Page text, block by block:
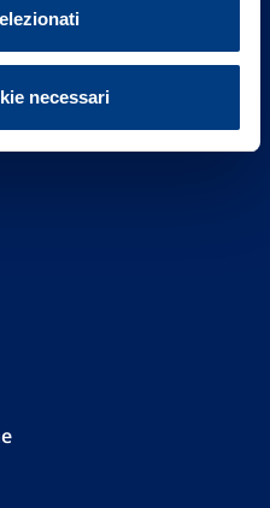
necessari